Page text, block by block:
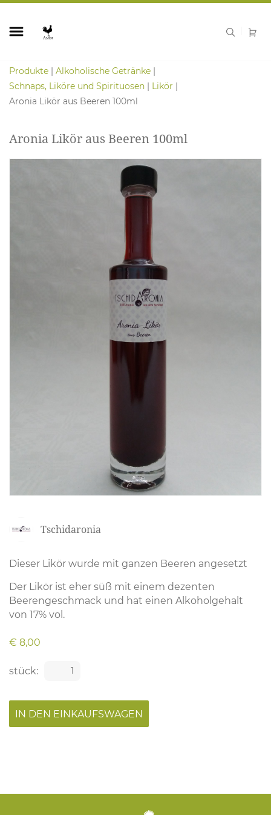
Produkte
Alkoholische Getränke
Schnaps, Liköre und Spirituosen
Likör
Aronia Likör aus Beeren 100ml
Aronia Likör aus Beeren 100ml
Tschidaronia
Dieser Likör wurde mit ganzen Beeren angesetzt
Der Likör ist eher süß mit einem dezenten
Beerengeschmack und hat einen Alkoholgehalt
von 17% vol.
€ 8,00
stück: